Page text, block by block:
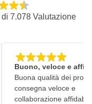
di 7.078 Valutazione
Buono, veloce e
Buona qualità dei
consegna veloce e
collaborazione